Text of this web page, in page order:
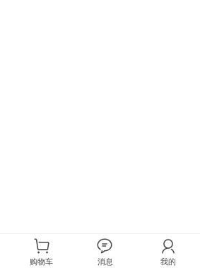
购物车 消息 我的